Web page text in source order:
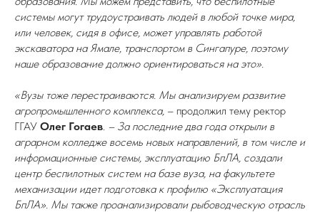
системы могут трудоустраивать людей в любой точке мира,
или человек, сидя в офисе, может управлять работой
экскаватора на Ямале, транспортом в Сингапуре, поэтому
наше образование должно ориентироваться на это».
«Вузы тоже перестраиваются. Мы анализируем развитие
агропромышленного комплекса, – продолжил тему ректор
ГГАУ Олег Гогаев. – За последние два года открыли в
аграрном колледже восемь новых направлений, в том числе и
информационные системы, эксплуатацию БпЛА, создали
центр беспилотных систем на базе вуза, на факультете
механизации идет подготовка к профилю «Эксплуатация
БпЛА». Мы также проанализировали рыбоводческую отрасль